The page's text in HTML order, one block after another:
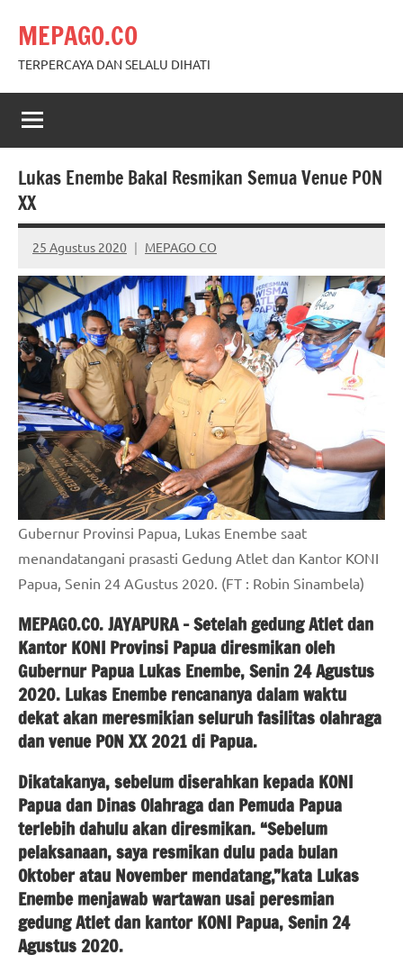
content
MEPAGO.CO
TERPERCAYA DAN SELALU DIHATI
Lukas Enembe Bakal Resmikan Semua Venue PON
XX
25 Agustus 2020 MEPAGO CO
No
comments
Gubernur Provinsi Papua, Lukas Enembe saat
menandatangani prasasti Gedung Atlet dan Kantor KONI
Papua, Senin 24 AGustus 2020. (FT : Robin Sinambela)
MEPAGO.CO. JAYAPURA – Setelah gedung Atlet dan
Kantor KONI Provinsi Papua diresmikan oleh
Gubernur Papua Lukas Enembe, Senin 24 Agustus
2020. Lukas Enembe rencananya dalam waktu
dekat akan meresmikian seluruh fasilitas olahraga
dan venue PON XX 2021 di Papua.
Dikatakanya, sebelum diserahkan kepada KONI
Papua dan Dinas Olahraga dan Pemuda Papua
terlebih dahulu akan diresmikan. “Sebelum
pelaksanaan, saya resmikan dulu pada bulan
Oktober atau November mendatang,”kata Lukas
Enembe menjawab wartawan usai peresmian
gedung Atlet dan kantor KONI Papua, Senin 24
Agustus 2020.